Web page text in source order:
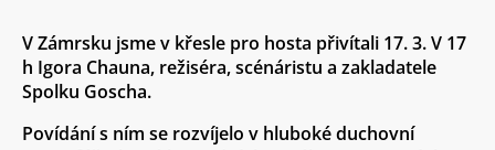
V Zámrsku jsme v křesle pro hosta přivítali 17. 3. V 17
h Igora Chauna, režiséra, scénáristu a zakladatele
Spolku Goscha.
Povídání s ním se rozvíjelo v hluboké duchovní